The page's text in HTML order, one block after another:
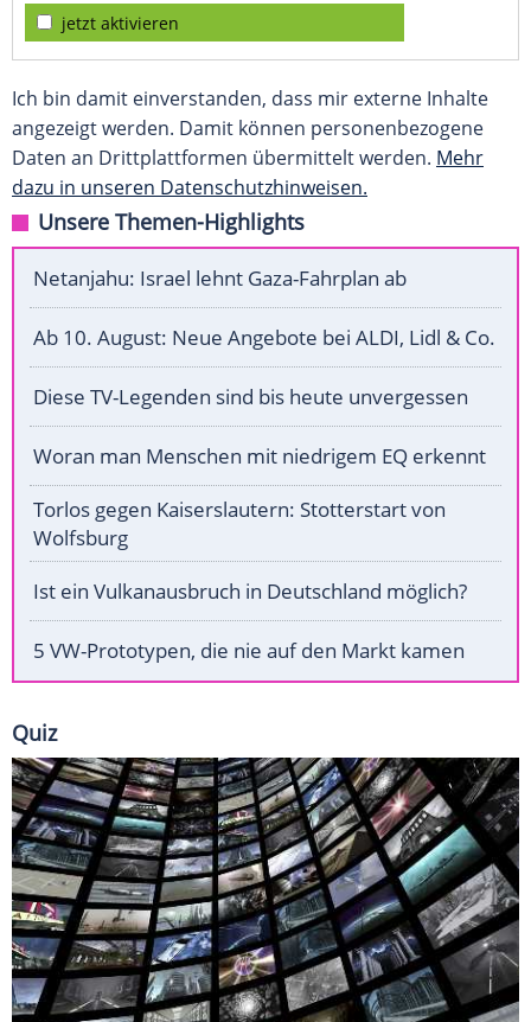
jetzt aktivieren
Ich bin damit einverstanden, dass mir externe Inhalte
angezeigt werden. Damit können personenbezogene
Daten an Drittplattformen übermittelt werden. Mehr
dazu in unseren Datenschutzhinweisen.
Unsere Themen-Highlights
Netanjahu: Israel lehnt Gaza-Fahrplan ab
Ab 10. August: Neue Angebote bei ALDI, Lidl & Co.
Diese TV-Legenden sind bis heute unvergessen
Woran man Menschen mit niedrigem EQ erkennt
Torlos gegen Kaiserslautern: Stotterstart von
Wolfsburg
Ist ein Vulkanausbruch in Deutschland möglich?
5 VW-Prototypen, die nie auf den Markt kamen
Quiz